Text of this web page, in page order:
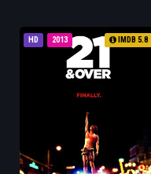
HD 2013 IMDB 5.8